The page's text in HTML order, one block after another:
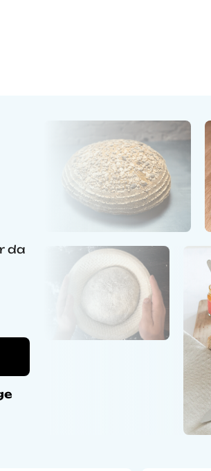
qualitativ
hochwertige, bis
ins Detail
durchdachte
Arbeitsunterlage
zum angenehmen
und sicheren
Brotschneiden mit
dem Messer und
Schmuckstück auf
der Küchenzeile.
da